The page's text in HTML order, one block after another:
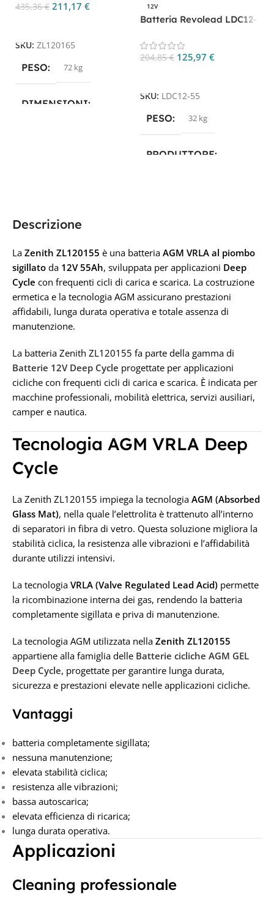
Descrizione
La Zenith ZL120155 è una batteria AGM VRLA al piombo
sigillato da 12V 55Ah, sviluppata per applicazioni Deep
Cycle con frequenti cicli di carica e scarica. La costruzione
ermetica e la tecnologia AGM assicurano prestazioni
affidabili, lunga durata operativa e totale assenza di
manutenzione.
La batteria Zenith ZL120155 fa parte della gamma di
Batterie 12V Deep Cycle progettate per applicazioni
cicliche con frequenti cicli di carica e scarica. È indicata per
macchine professionali, mobilità elettrica, servizi ausiliari,
camper e nautica.
Tecnologia AGM VRLA Deep
Cycle
La Zenith ZL120155 impiega la tecnologia AGM (Absorbed
Glass Mat), nella quale l’elettrolita è trattenuto all’interno
di separatori in fibra di vetro. Questa soluzione migliora la
stabilità ciclica, la resistenza alle vibrazioni e l’affidabilità
durante utilizzi intensivi.
La tecnologia VRLA (Valve Regulated Lead Acid) permette
la ricombinazione interna dei gas, rendendo la batteria
completamente sigillata e priva di manutenzione.
La tecnologia AGM utilizzata nella Zenith ZL120155
appartiene alla famiglia delle Batterie cicliche AGM GEL
Deep Cycle, progettate per garantire lunga durata,
sicurezza e prestazioni elevate nelle applicazioni cicliche.
Vantaggi
batteria completamente sigillata;
nessuna manutenzione;
elevata stabilità ciclica;
resistenza alle vibrazioni;
bassa autoscarica;
elevata efficienza di ricarica;
lunga durata operativa.
Applicazioni
Cleaning professionale
435,36€ 211,17 €
SKU: ZL120165
PESO 72 kg
DIMENSIONI
CAPACITÀ IN AH
75 Ah
12V
12V
Batteria Revolead LDC12-
Cycle
204,85€ 125,97 €
SKU: LDC12-55
PESO 32 kg
PRODUTTORE
CAPACITÀ IN AH
Ah 55
12V